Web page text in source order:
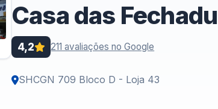
Casa das
4,2 211 avaliações no Google
SHCGN 709 Bloco D - Loja 43